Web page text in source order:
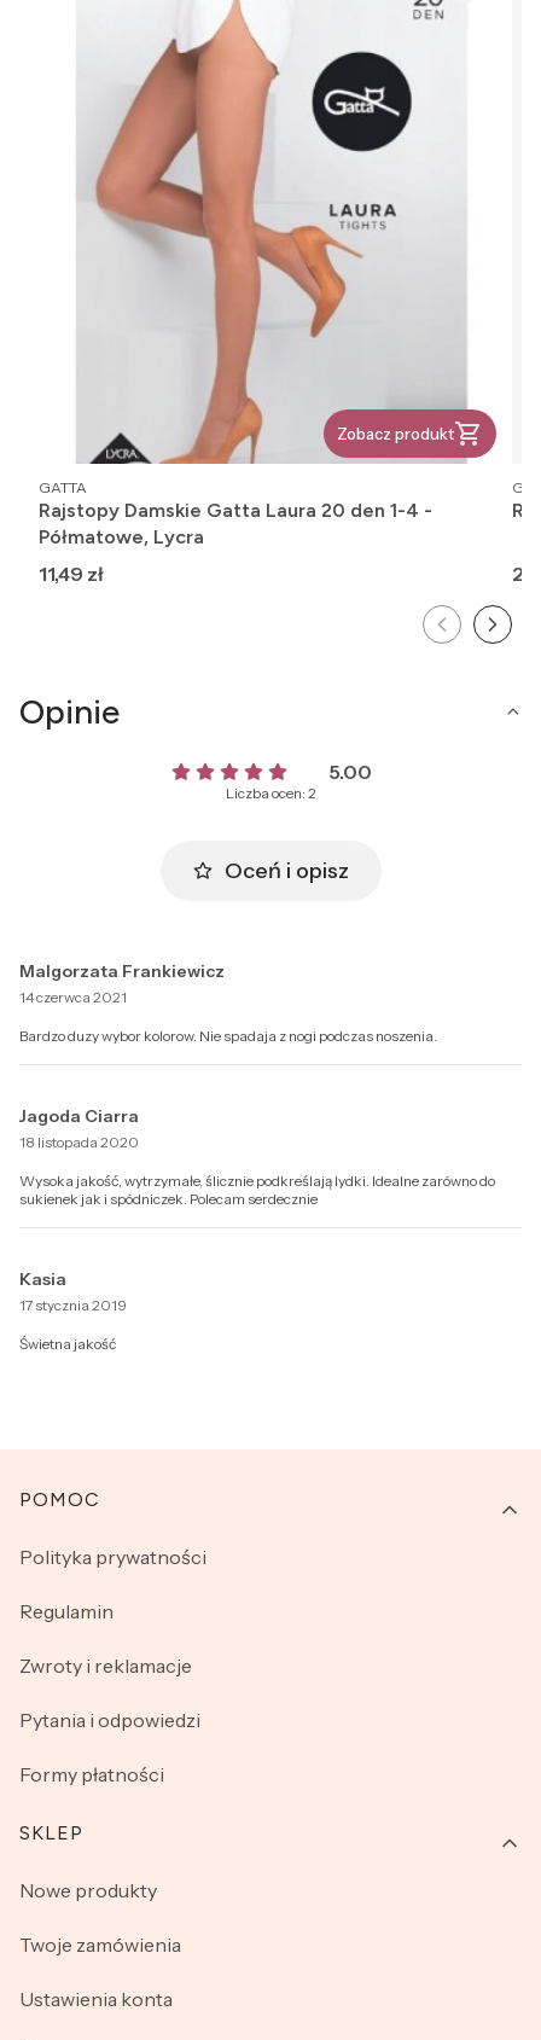
Zobacz produkt
PRODUCENT
GATTA
Rajstopy Damskie Gatta Laura 20 den 1-4 -
Półmatowe, Lycra
Cena
11,49 zł
Opinie
5.00
Liczba ocen: 2
Oceń i opisz
Malgorzata Frankiewicz
14 czerwca 2021
Bardzo duzy wybor kolorow. Nie spadaja z nogi podczas noszenia.
Jagoda Ciarra
18 listopada 2020
Wysoka jakość, wytrzymałe, ślicznie podkreślają lydki. Idealne zarówno do
sukienek jak i spódniczek. Polecam serdecznie
Kasia
17 stycznia 2019
Świetna jakość
Linki w stopce
POMOC
Polityka prywatności
Regulamin
Zwroty i reklamacje
Pytania i odpowiedzi
Formy płatności
SKLEP
Nowe produkty
Twoje zamówienia
Ustawienia konta